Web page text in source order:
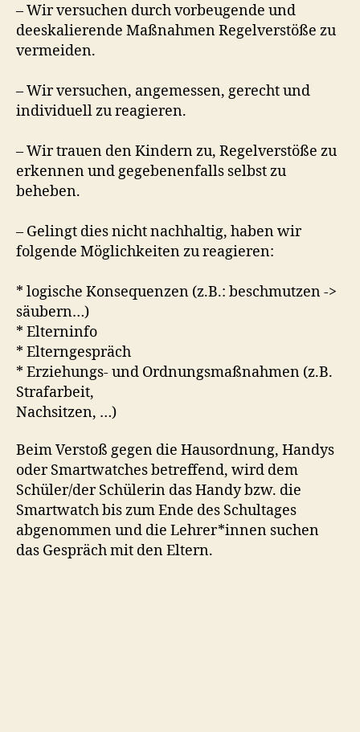
– Wir versuchen durch vorbeugende und
deeskalierende Maßnahmen Regelverstöße zu
vermeiden.
– Wir versuchen, angemessen, gerecht und
individuell zu reagieren.
– Wir trauen den Kindern zu, Regelverstöße zu
erkennen und gegebenenfalls selbst zu
beheben.
– Gelingt dies nicht nachhaltig, haben wir
folgende Möglichkeiten zu reagieren:
* logische Konsequenzen (z.B.: beschmutzen ->
säubern…)
* Elterninfo
* Elterngespräch
* Erziehungs- und Ordnungsmaßnahmen (z.B.
Strafarbeit,
Nachsitzen, …)
Beim Verstoß gegen die Hausordnung, Handys
oder Smartwatches betreffend, wird dem
Schüler/der Schülerin das Handy bzw. die
Smartwatch bis zum Ende des Schultages
abgenommen und die Lehrer*innen suchen
das Gespräch mit den Eltern.